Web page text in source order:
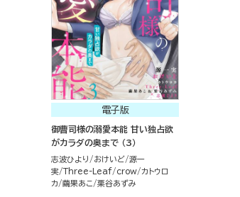
電子版
御曹司様の溺愛本能 甘い独占欲
がカラダの奥まで （3）
志波ひより おけいど 源一
実 Three-Leaf crow カトウロ
カ
繭果あこ 栗谷あずみ